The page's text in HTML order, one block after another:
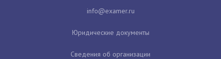
Юридические документы
Сведения об организации